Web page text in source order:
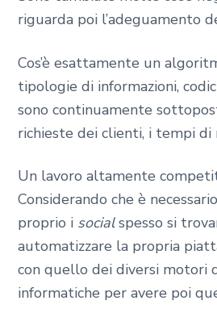
riguarda poi l’adeguamento
Cos’è esattamente un
tipologie di informazioni,
sono continuamente
richieste dei clienti, i tempi
Un lavoro altamente
Considerando che è
proprio i socialspesso si
automatizzare la propria
con quello dei diversi motori
informatiche per avere poi